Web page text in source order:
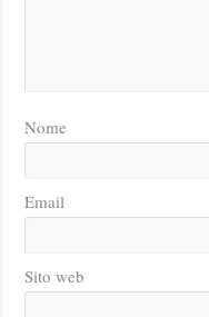
Nome
Email
Sito web